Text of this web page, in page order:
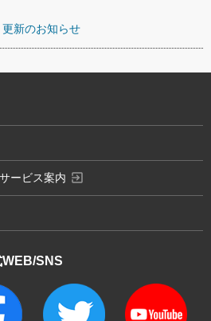
新のお知らせ
WEB/SNS
ービス案内 exit_to_app